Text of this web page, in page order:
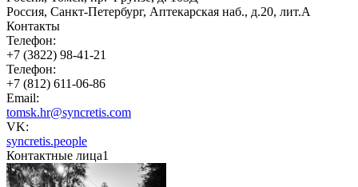
Россия, Санкт-Петербург, Аптекарская наб., д.20, лит.А
Контакты
Телефон:
+7 (3822) 98-41-21
Телефон:
+7 (812) 611-06-86
Email:
tomsk.hr@syncretis.com
VK:
syncretis.people
Контактные лица1